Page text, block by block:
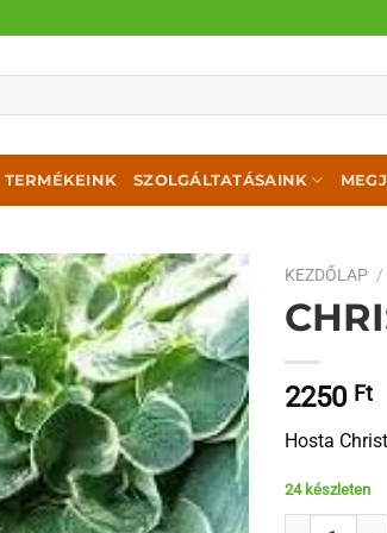
TERMÉKEINK SZOLGÁLTATÁSAINK
KEZDŐLAP /
2250 Ft
Hosta
24 készleten
Christmas